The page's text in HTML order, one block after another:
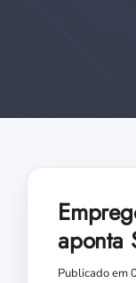
aponta
Publicado em